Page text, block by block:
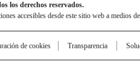
los derechos reservados.
accesibles desde este sitio web a medios
de cookies Transparencia